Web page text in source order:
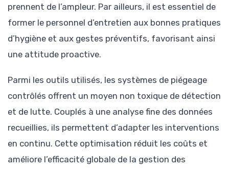
prennent de l’ampleur. Par ailleurs, il est essentiel de
former le personnel d’entretien aux bonnes pratiques
d’hygiène et aux gestes préventifs, favorisant ainsi
une attitude proactive.
Parmi les outils utilisés, les systèmes de piégeage
contrôlés offrent un moyen non toxique de détection
et de lutte. Couplés à une analyse fine des données
recueillies, ils permettent d’adapter les interventions
en continu. Cette optimisation réduit les coûts et
améliore l’efficacité globale de la gestion des